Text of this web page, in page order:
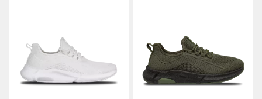
TIENDA CON CAFETERÍA
CONTACTO